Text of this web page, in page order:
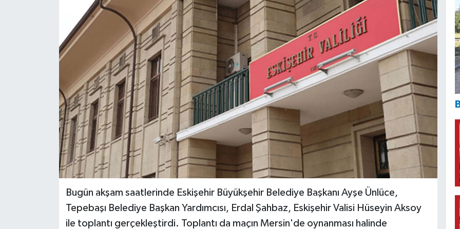
Bugün akşam saatlerinde Eskişehir Büyükşehir Belediye Başkanı Ayşe Ünlüce,
Tepebaşı Belediye Başkan Yardımcısı, Erdal Şahbaz, Eskişehir Valisi Hüseyin Aksoy
ile toplantı gerçekleştirdi. Toplantı da maçın Mersin'de oynanması halinde